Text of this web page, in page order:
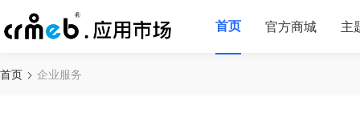
首页 官方商城 主
首页 企业服务